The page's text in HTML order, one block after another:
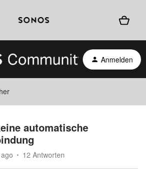
Anmelden
automatische
12 Antworten